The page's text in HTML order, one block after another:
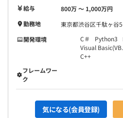
給与
800万 〜 1,000万円
勤務地
東京都渋谷区千駄ヶ谷
開発環境
C＃ Python3
Visual
C++
フレームワー
ク
気になる(会員登録)